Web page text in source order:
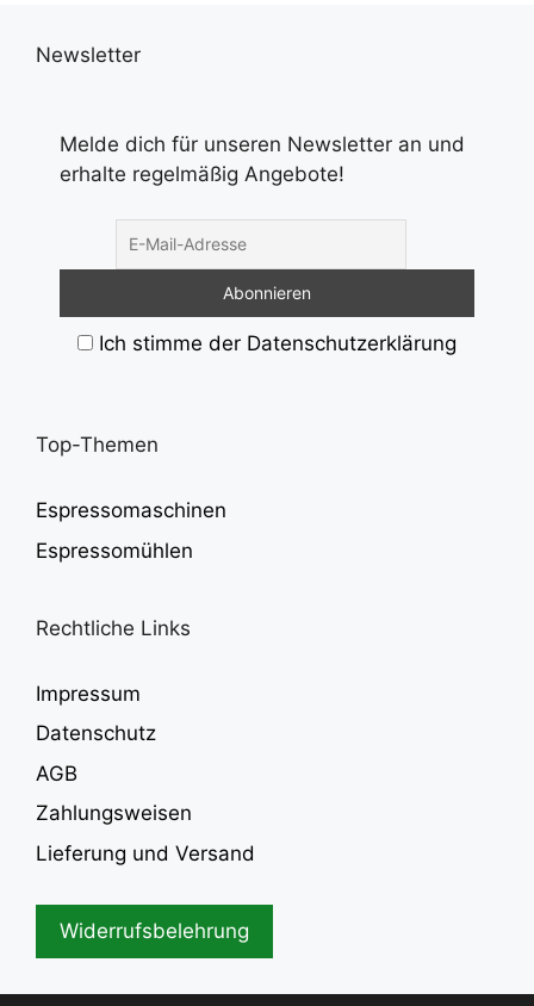
Newsletter
Melde dich für unseren Newsletter an und
erhalte regelmäßig Angebote!
Ich stimme der Datenschutzerklärung
Top-Themen
Espressomaschinen
Espressomühlen
Rechtliche Links
Impressum
Datenschutz
AGB
Zahlungsweisen
Lieferung und Versand
Widerrufsbelehrung